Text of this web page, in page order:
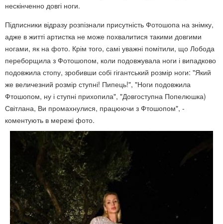
нескінченно довгі ноги.
Підписники відразу розпізнали присутність Фотошопа на знімку,
адже в житті артистка не може похвалитися такими довгими
ногами, як на фото. Крім того, самі уважні помітили, що Лобода
переборщила з Фотошопом, коли подовжувала ноги і випадково
подовжила стопу, зробивши собі гігантський розмір ноги: "Який
же величезний розмір ступні! Пипець!", "Ноги подовжила
Фтошопом, ну і ступні прихопила", "Довгоступна Попелюшка)
Світлана, Ви промахнулися, працюючи з Фтошопом", -
коментують в мережі фото.